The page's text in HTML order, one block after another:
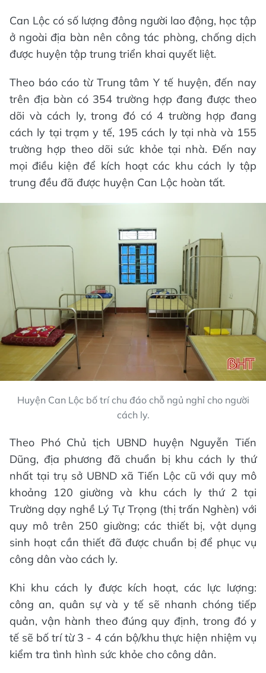
Can Lộc có số lượng đông người lao động, học tập
ở ngoài địa bàn nên công tác phòng, chống dịch
được huyện tập trung triển khai quyết liệt.
Theo báo cáo từ Trung tâm Y tế huyện, đến nay
trên địa bàn có 354 trường hợp đang được theo
dõi và cách ly, trong đó có 4 trường hợp đang
cách ly tại trạm y tế, 195 cách ly tại nhà và 155
trường hợp theo dõi sức khỏe tại nhà. Đến nay
mọi điều kiện để kích hoạt các khu cách ly tập
trung đều đã được huyện Can Lộc hoàn tất.
Huyện Can Lộc bố trí chu đáo chỗ ngủ nghỉ cho người
cách ly.
Theo Phó Chủ tịch UBND huyện Nguyễn Tiến
Dũng, địa phương đã chuẩn bị khu cách ly thứ
nhất tại trụ sở UBND xã Tiến Lộc cũ với quy mô
khoảng 120 giường và khu cách ly thứ 2 tại
Trường dạy nghề Lý Tự Trọng (thị trấn Nghèn) với
quy mô trên 250 giường; các thiết bị, vật dụng
sinh hoạt cần thiết đã được chuẩn bị để phục vụ
công dân vào cách ly.
Khi khu cách ly được kích hoạt, các lực lượng:
công an, quân sự và y tế sẽ nhanh chóng tiếp
quản, vận hành theo đúng quy định, trong đó y
tế sẽ bố trí từ 3 - 4 cán bộ/khu thực hiện nhiệm vụ
kiểm tra tình hình sức khỏe cho công dân.